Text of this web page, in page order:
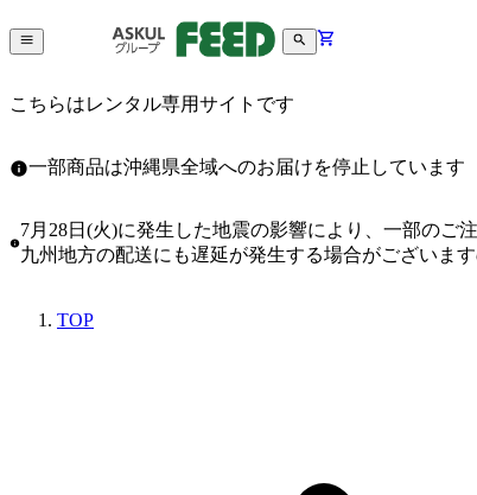
こちらはレンタル専用サイトです
一部商品は沖縄県全域へのお届けを停止しています
7月28日(火)に発生した地震の影響により、一部のご
九州地方の配送にも遅延が発生する場合がございま
TOP